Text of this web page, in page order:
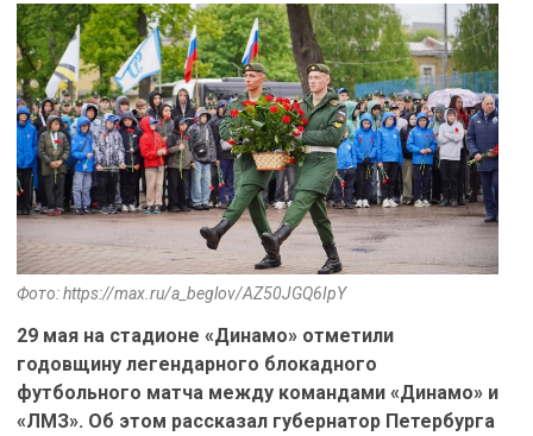
Фото: https://max.ru/a_beglov/AZ50JGQ6IpY
29 мая на стадионе «Динамо» отметили
годовщину легендарного блокадного
футбольного матча между командами «Динамо» и
«ЛМЗ». Об этом рассказал губернатор Петербурга